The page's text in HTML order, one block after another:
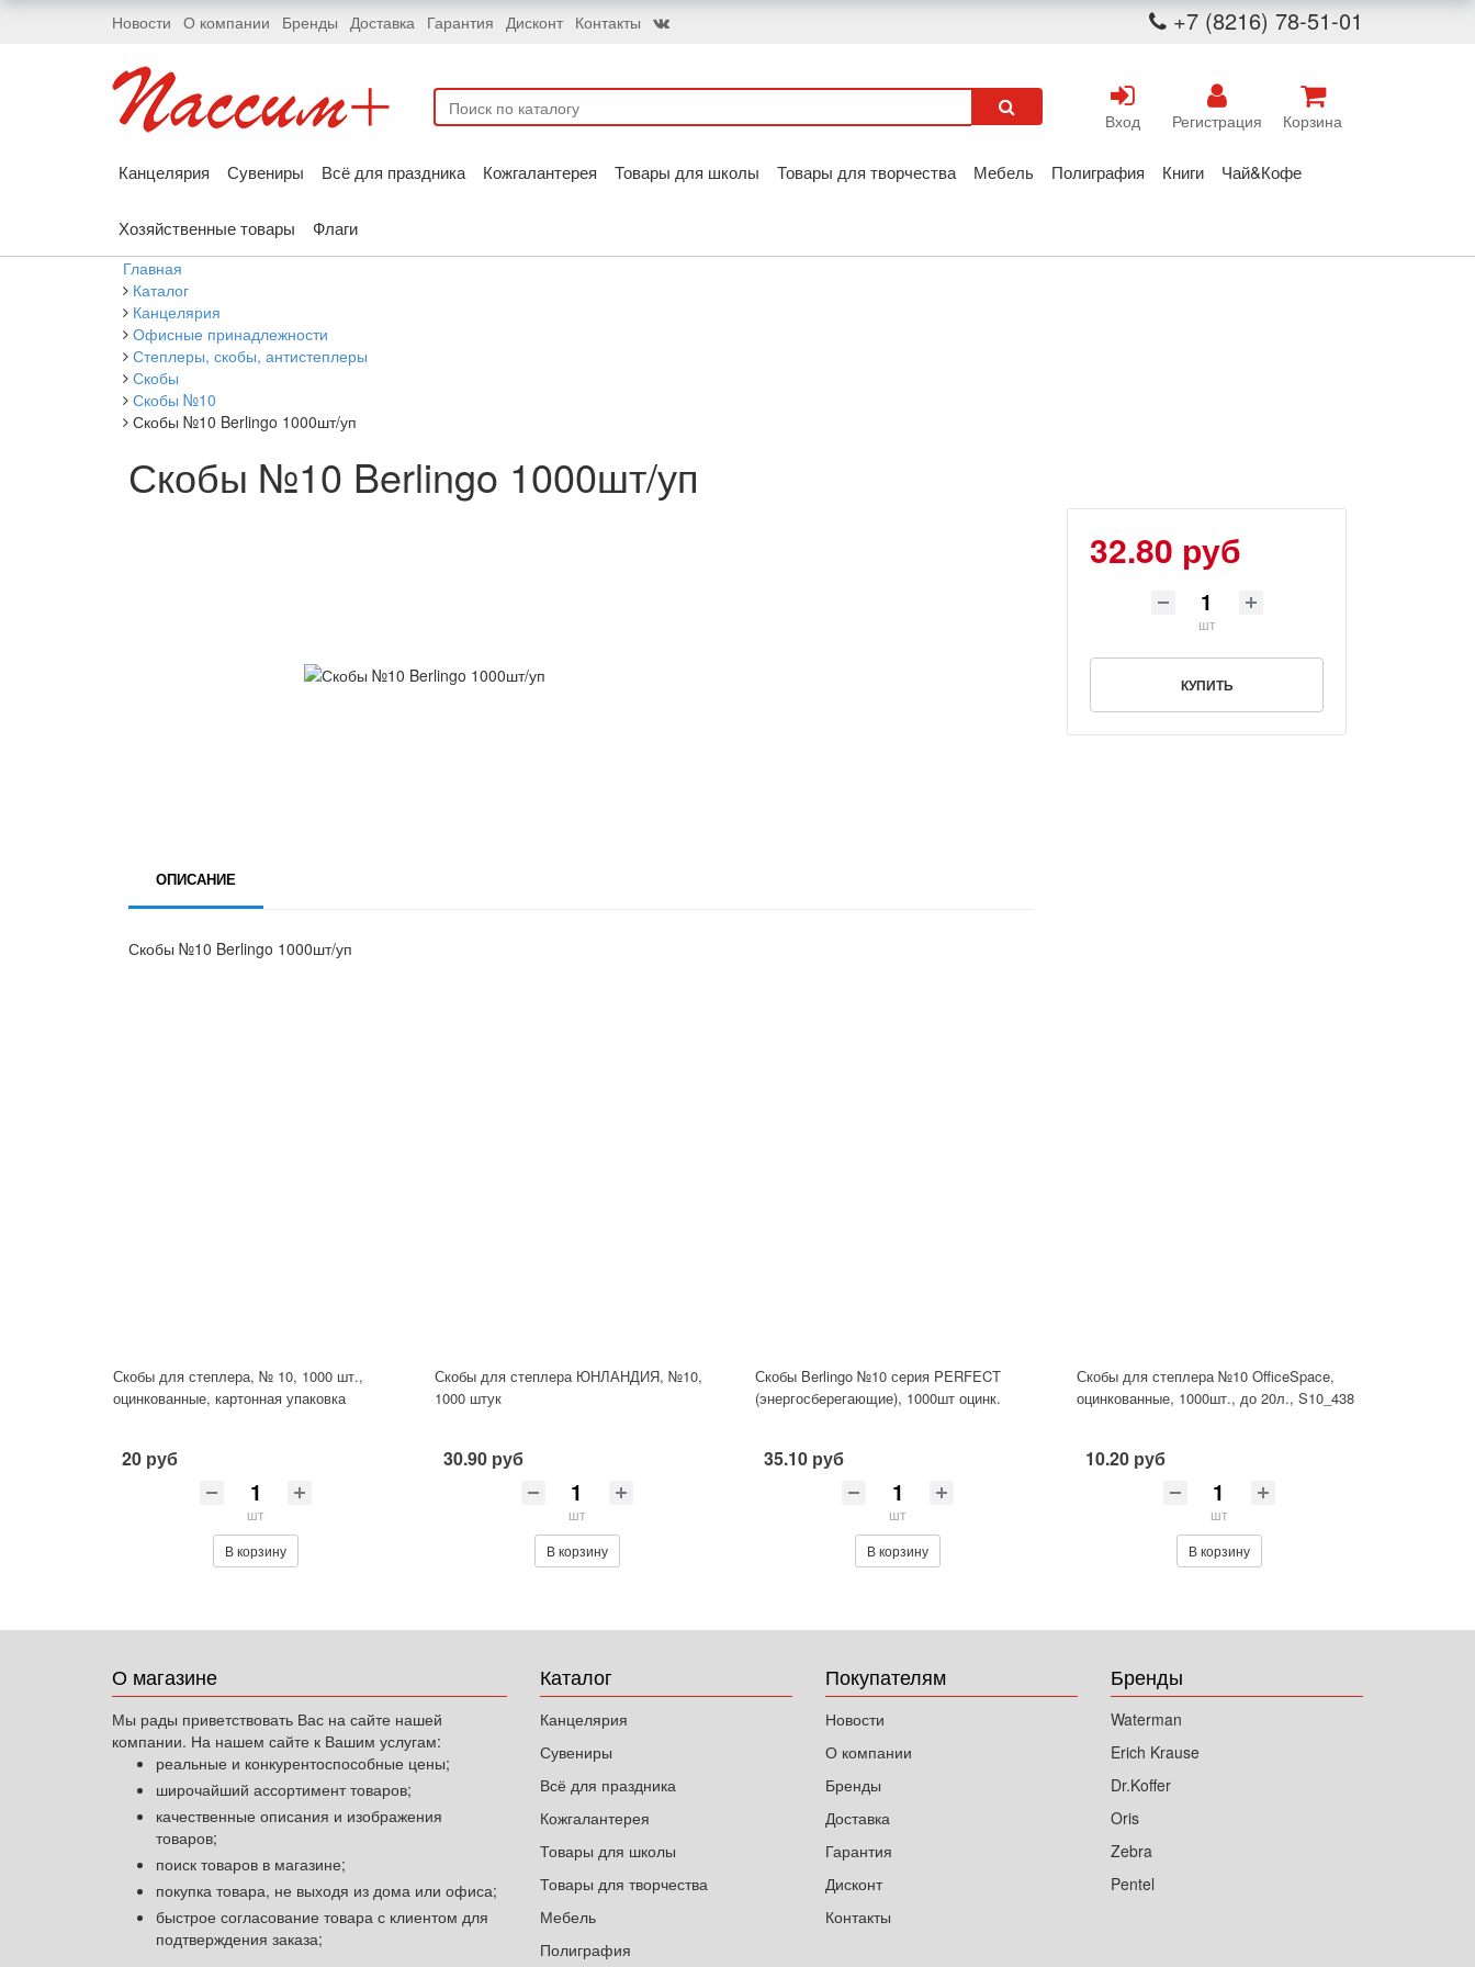
Новости О компании Бренды Доставка Гарантия Дисконт Контакты +7 (8216) 78-51-01
Вход Регистрация Корзина
Канцелярия Сувениры Всё для праздника Кожгалантерея Товары для школы Товары для творчества Мебель Полиграфия Книги Чай&Кофе
Хозяйственные товары Флаги
Главная
Каталог
Канцелярия
Офисные принадлежности
Степлеры, скобы, антистеплеры
Скобы
Скобы №10
Скобы №10 Berlingo 1000шт/уп
Скобы №10 Berlingo 1000шт/уп
32.80 руб
шт
КУПИТЬ
ОПИСАНИЕ
Скобы №10 Berlingo 1000шт/уп
Скобы для степлера, № 10, 1000 шт.,
оцинкованные, картонная упаковка
20 руб
шт
В корзину
Скобы для степлера ЮНЛАНДИЯ, №10,
1000 штук
30.90 руб
шт
В корзину
Скобы Berlingo №10 серия PERFECT
(энергосберегающие), 1000шт оцинк.
35.10 руб
шт
В корзину
Скобы для степлера №10 OfficeSpace,
оцинкованные, 1000шт., до 20л., S10_438
10.20 руб
шт
В корзину
О магазине
Мы рады приветствовать Вас на сайте нашей
компании. На нашем сайте к Вашим услугам:
реальные и конкурентоспособные цены;
широчайший ассортимент товаров;
качественные описания и изображения
товаров;
поиск товаров в магазине;
покупка товара, не выходя из дома или офиса;
быстрое согласование товара с клиентом для
подтверждения заказа;
Каталог
Канцелярия
Сувениры
Всё для праздника
Кожгалантерея
Товары для школы
Товары для творчества
Мебель
Полиграфия
Покупателям
Новости
О компании
Бренды
Доставка
Гарантия
Дисконт
Контакты
Бренды
Waterman
Erich Krause
Dr.Koffer
Oris
Zebra
Pentel